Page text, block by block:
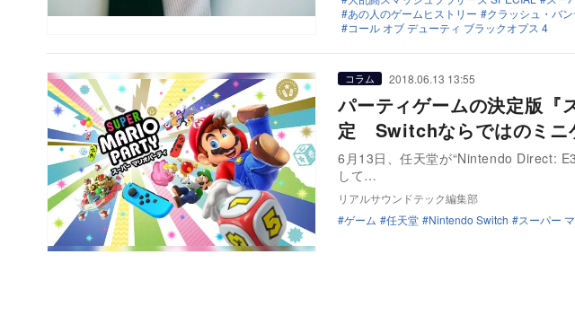
あの人のゲームヒストリー
クラッシュ・バ
コール オブ デューティ ブラックオプス 4
コラム 2018.06.13 13:55
パーティゲームの決定版『
定 Switchならではのミニ
6月13日、任天堂が“Nintendo Direct:
して…
リアルサウンドテック編集部
ゲーム
任天堂 Nintendo Switch スーパー